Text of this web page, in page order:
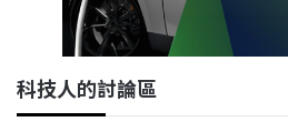
科技人的討論區